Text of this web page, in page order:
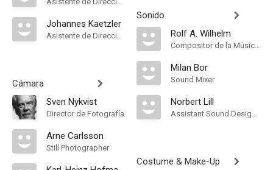
Johannes Kaetzler
Asistente de Dirección
Cámara
Sven Nykvist
Director de Fotografía
Arne Carlsson
Still Photographer
Sonido
Rolf A. Wilhelm
Compositor de la Música Original
Milan Bor
Sound Mixer
Norbert Lill
Assistant Sound Designer
Costume & Make-Up